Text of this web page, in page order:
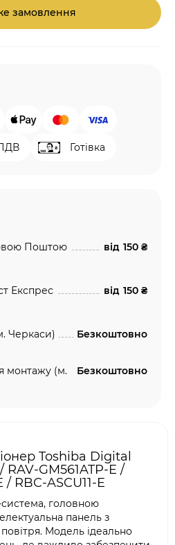
замовлення
Готівка
Поштою від 150 ₴
Експрес від 150 ₴
Черкаси) Безкоштовно
монтажу (м.
Безкоштовно
Toshiba Digital
RAV-GM561ATP-E /
/ RBC-ASCU11-E
система, головною
панель з
Модель ідеально